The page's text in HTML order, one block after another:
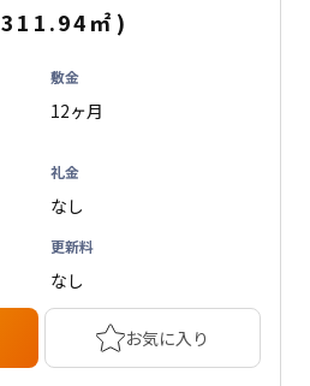
311.94㎡ )
敷金
12ヶ月
礼金
なし
更新料
なし
お気に入り